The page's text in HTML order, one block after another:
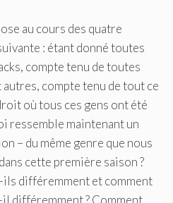
au cours des quatre
: étant donné toutes
compte tenu de toutes
compte tenu de tout ce
où tous ces gens ont été
ressemble maintenant un
– du même genre que nous
cette première saison ?
différemment et comment
différemment ? Comment